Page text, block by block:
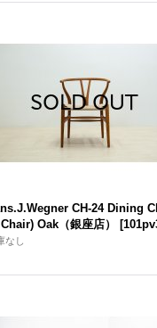
CH-24 Dining
Oak（銀座店）
[
なし